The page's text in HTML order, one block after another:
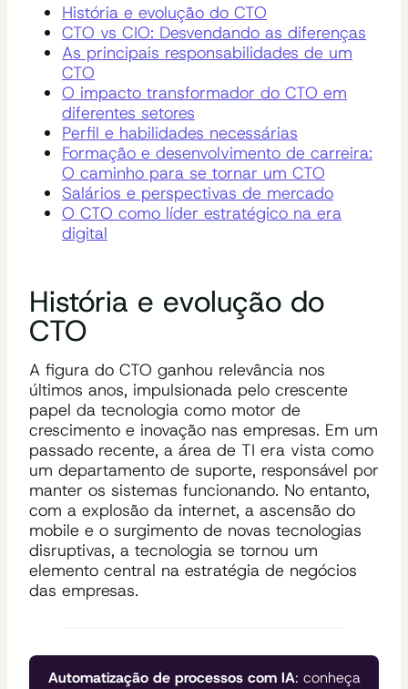
História e evolução do CTO
CTO vs CIO: Desvendando as diferenças
As principais responsabilidades de um
CTO
O impacto transformador do CTO em
diferentes setores
Perfil e habilidades necessárias
Formação e desenvolvimento de carreira:
O caminho para se tornar um CTO
Salários e perspectivas de mercado
O CTO como líder estratégico na era
digital
História e evolução do
CTO
A figura do CTO ganhou relevância nos
últimos anos, impulsionada pelo crescente
papel da tecnologia como motor de
crescimento e inovação nas empresas. Em um
passado recente, a área de TI era vista como
um departamento de suporte, responsável por
manter os sistemas funcionando. No entanto,
com a explosão da internet, a ascensão do
mobile e o surgimento de novas tecnologias
disruptivas, a tecnologia se tornou um
elemento central na estratégia de negócios
das empresas.
Automatização de processos com IA: conheça